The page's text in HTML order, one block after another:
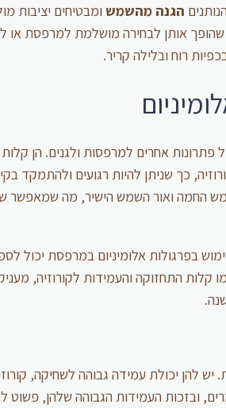
הגנה מהשמשומבטיחים יציבות
אותן לבחירה מושלמת למרפסת או
רוח ובלילה קריר.
פתרונות אחרים למרפסות ולגנים. הן
כך שניתן להיות רגועים ולהתמקד
החמה ואור השמש הישיר, מה שמאפשר
בפרגולות אלומיניום במרפסת יכול
קלות התחזוקה והעמידות לקורוזיה,
יש להן יכולת עמידה גבוהה לשחיקה,
ובזכות העמידות הגבוהה שלהן, פשוט